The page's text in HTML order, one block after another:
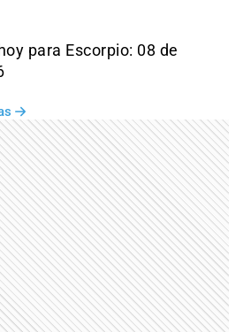
para Escorpio: 08 de